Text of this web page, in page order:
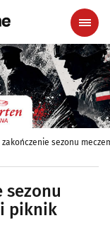
sezonu
sezonu
i piknik